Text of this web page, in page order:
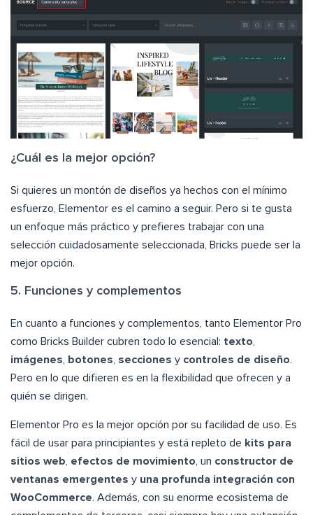
¿Cuál es la mejor opción?
Si quieres un montón de diseños ya hechos con el mínimo
esfuerzo, Elementor es el camino a seguir. Pero si te gusta
un enfoque más práctico y prefieres trabajar con una
selección cuidadosamente seleccionada, Bricks puede ser la
mejor opción.
5. Funciones y complementos
En cuanto a funciones y complementos, tanto Elementor Pro
como Bricks Builder cubren todo lo esencial: texto
imágenes
botones secciones y controles de diseño.
Pero en lo que difieren es en la flexibilidad que ofrecen y a
quién se dirigen.
Elementor Pro es la mejor opción por su facilidad de uso. Es
fácil de usar para principiantes y está repleto de kits para
sitios web efectos de movimiento , un constructor de
ventanas emergentes y una profunda integración con
WooCommerce. Además, con su enorme ecosistema de